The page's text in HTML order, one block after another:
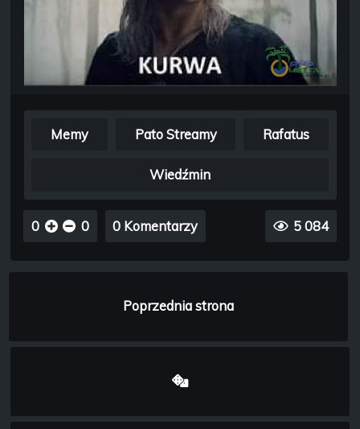
Memy Pato Streamy Rafatus
Wiedźmin
0 0 0 Komentarzy 5 084
Poprzednia strona